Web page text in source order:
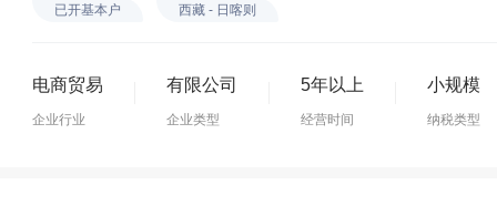
已开基本户 西藏 - 日喀则
电商贸易
企业行业
有限公司
企业类型
5年以上
经营时间
小规模
纳税类型